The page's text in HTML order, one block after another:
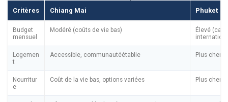
Critères Chiang Mai Phuket
Budget
mensuel
Modéré (coûts de vie bas)
Élevé
Logemen
t
Accessible, communautéétablie Plus cher,
Nourritur
e
Coût de la vie bas, options variées Plus cher,